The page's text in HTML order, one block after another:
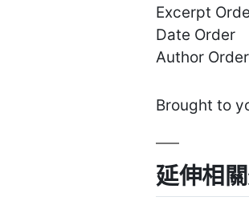
Excerpt
Date Order
Author Order
Brought to
延伸相